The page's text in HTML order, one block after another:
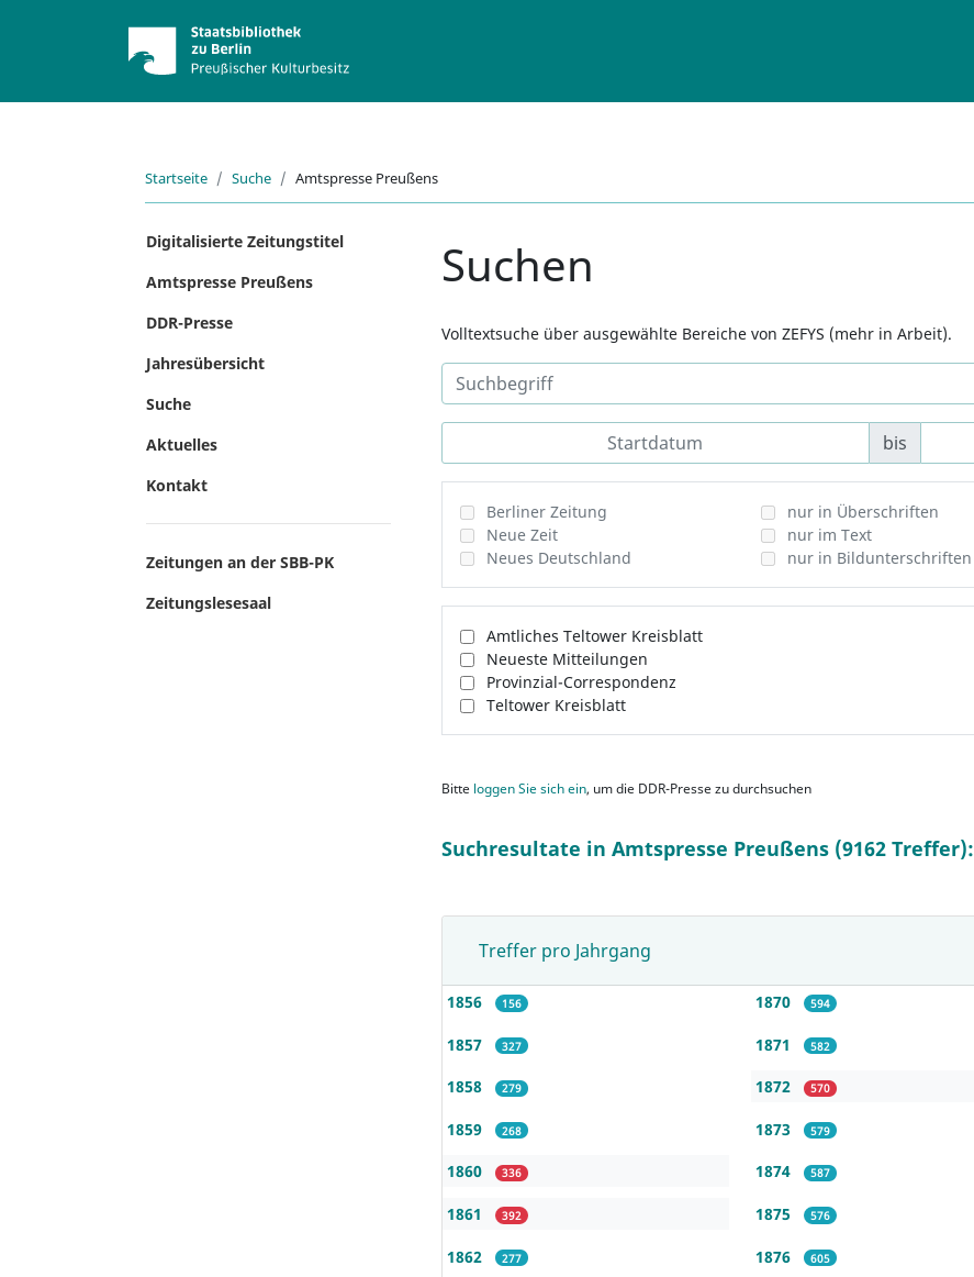
Startseite Suche Amtspresse Preußens
Digitalisierte Zeitungstitel
Amtspresse Preußens
DDR-Presse
Jahresübersicht
Suche
Aktuelles
Kontakt
Zeitungen an der SBB-PK
Zeitungslesesaal
Suchen
Volltextsuche über ausgewählte Bereiche von ZEFYS (mehr in Arbeit).
bis
Berliner Zeitung
Neue Zeit
Neues Deutschland
nur in Überschriften
nur im Text
nur in Bildunterschriften
Amtliches Teltower Kreisblatt
Neueste Mitteilungen
Provinzial-Correspondenz
Teltower Kreisblatt
Bitte loggen Sie sich ein, um die DDR-Presse zu durchsuchen
Suchresultate in Amtspresse Preußens (9162 Treffer):
Treffer pro Jahrgang
1856 156
1857 327
1858 279
1859 268
1860 336
1861 392
1862 277
1870 594
1871 582
1872 570
1873 579
1874 587
1875 576
1876 605